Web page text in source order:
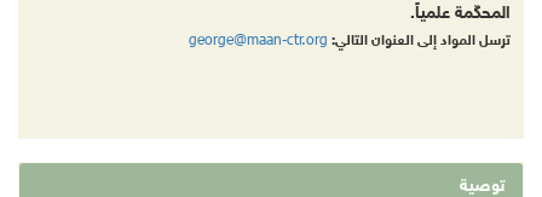
المحكّمة علمياً.
ترسل المواد إلى العنوان التالي: george@maan-ctr.org
توصية